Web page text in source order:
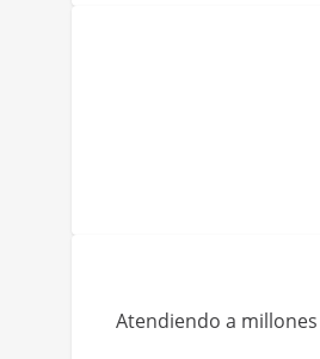
Atendiendo a